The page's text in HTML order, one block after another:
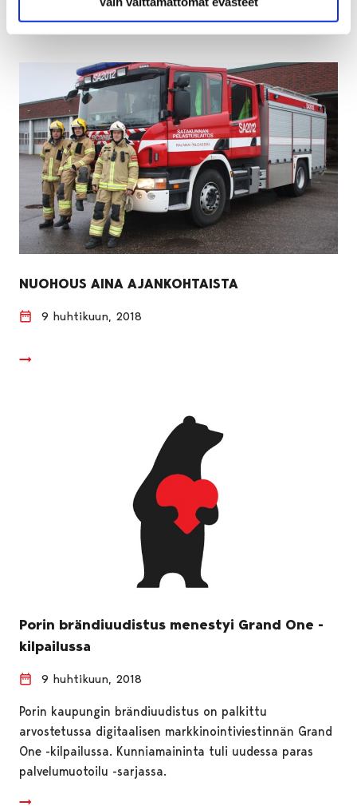
NUOHOUS AINA AJANKOHTAISTA
9 huhtikuun, 2018
Porin brändiuudistus menestyi Grand One -
kilpailussa
9 huhtikuun, 2018
Porin kaupungin brändiuudistus on palkittu
arvostetussa digitaalisen markkinointiviestinnän Grand
One -kilpailussa. Kunniamaininta tuli uudessa paras
palvelumuotoilu -sarjassa.